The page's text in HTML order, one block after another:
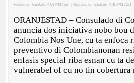
Posted on 7/3/2026, 4:09 PM AST | Updated on 7/3/2026, 4:10 PM AST
ORANJESTAD – Consulado di
anuncia dos iniciativa nobo bou
Colombia Nos Une, cu ta enfoca
preventivo di Colombianonan
enfasis special riba esnan cu ta
vulnerabel of cu no tin cobertura